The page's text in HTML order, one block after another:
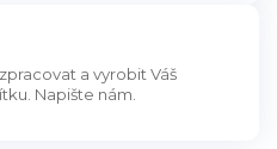
a vyrobit Váš
Napište nám.